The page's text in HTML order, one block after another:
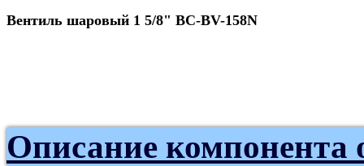
Вентиль шаровый 1 5/8" BC-BV-158N
Описание компонента